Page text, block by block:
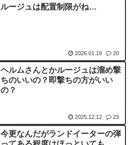
ルージュは配置制限がね…
2026.01.19 20
ヘルムさんとかルージュは溜め撃
ちのいいの？即撃ちの方がいい
の？
2025.12.12 23
今更なんだがランドイーターの弾